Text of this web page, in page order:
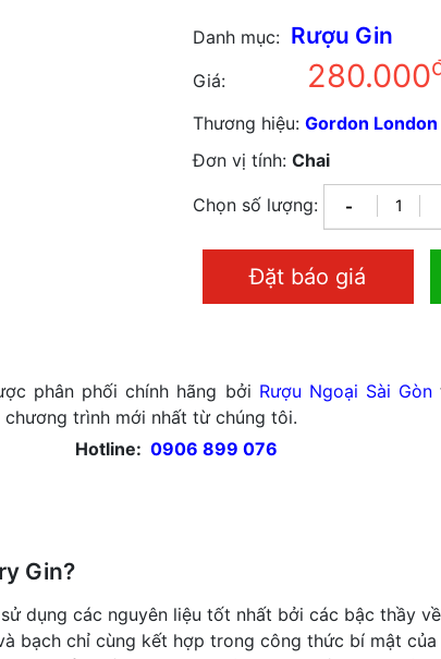
Danh mục: Rượu Gin
Giá: 280.000
Thương hiệu: Gordon London
Đơn vị tính: Chai
Chọn số lượng: -
Đặt báo giá
phân phối chính hãng bởi Rượu Ngoại Sài Gòn
trình mới nhất từ chúng tôi.
Hotline: 0906 899 076
Gin?
sử dụng các nguyên liệu tốt nhất bởi các bậc thầy
bạch chỉ cùng kết hợp trong công thức bí mật của